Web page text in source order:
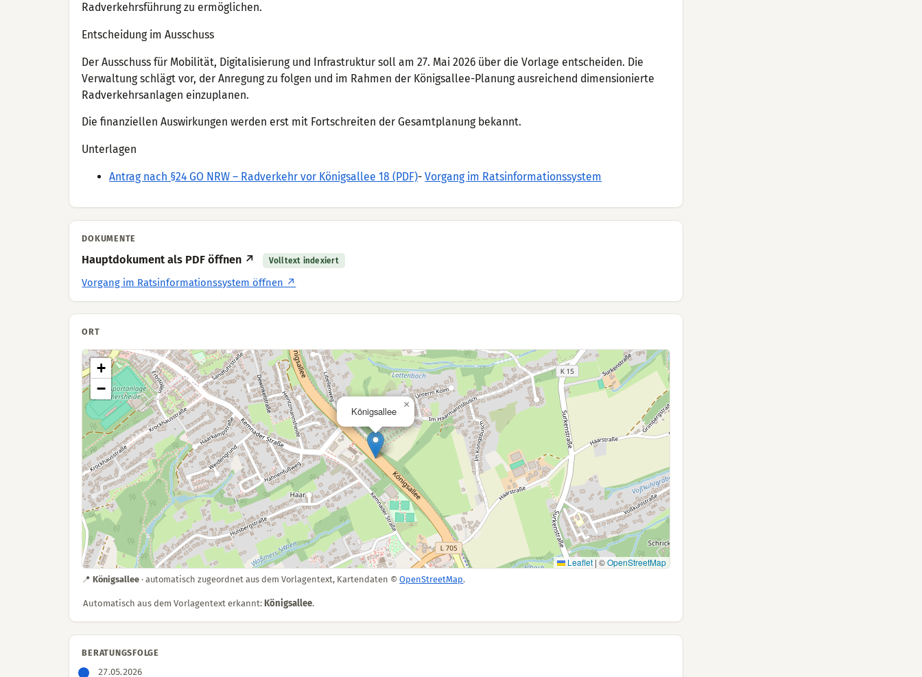
Radverkehrsführung zu ermöglichen.
Entscheidung im Ausschuss
Der Ausschuss für Mobilität, Digitalisierung und Infrastruktur soll am 27. Mai 2026 über die Vorlage entscheiden. Die
Verwaltung schlägt vor, der Anregung zu folgen und im Rahmen der Königsallee-Planung ausreichend dimensionierte
Radverkehrsanlagen einzuplanen.
Die finanziellen Auswirkungen werden erst mit Fortschreiten der Gesamtplanung bekannt.
Unterlagen
Antrag nach §24 GO NRW – Radverkehr vor Königsallee 18 (PDF)-Vorgang im Ratsinformationssystem
DOKUMENTE
Hauptdokument als PDF öffnen ↗ Volltext indexiert
Vorgang im Ratsinformationssystem öffnen ↗
ORT
Königsallee
×
+
−
Leaflet | ©OpenStreetMap
📍Königsallee · automatisch zugeordnet aus dem Vorlagentext, Kartendaten ©OpenStreetMap.
Automatisch aus dem Vorlagentext erkannt: Königsallee.
BERATUNGSFOLGE
27.05.2026